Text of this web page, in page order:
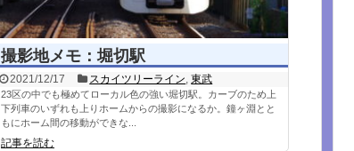
撮影地メモ：堀切駅
2021/12/17 スカイツリーライン,東武
23区の中でも極めてローカル色の強い堀切駅。カーブのため上
下列車のいずれも上りホームからの撮影になるか。鐘ヶ淵とと
もにホーム間の移動ができな...
記事を読む